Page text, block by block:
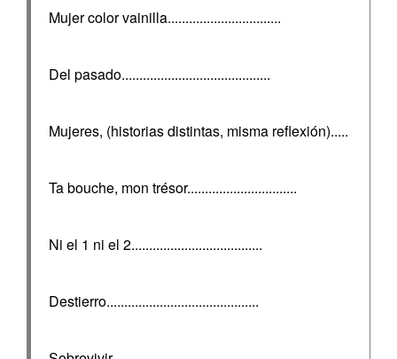
Mujer color vainilla................................
Del pasado..........................................
Mujeres, (historias distintas, misma reflexión).....
Ta bouche, mon trésor...............................
Ni el 1 ni el 2.....................................
Destierro...........................................